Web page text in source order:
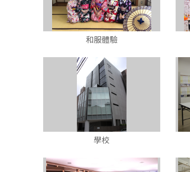
和服體驗
學校